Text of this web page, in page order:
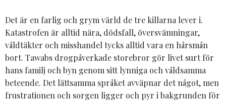
Det är en farlig och grym värld de tre killarna lever i.
Katastrofen är alltid nära, dödsfall, översvämningar,
våldtäkter och misshandel tycks alltid vara en hårsmån
bort. Tawabs drogpåverkade storebror gör livet surt för
hans familj och byn genom sitt lynniga och våldsamma
beteende. Det lättsamma språket avväpnar det något, men
frustrationen och sorgen ligger och pyr i bakgrunden för